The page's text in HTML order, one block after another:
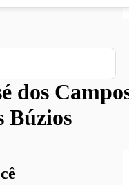
dos
Búzios